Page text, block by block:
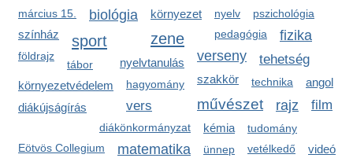
március 15. biológia környezet nyelv pszichológia
színház pedagógia fizika
zene
sport
verseny tehetség
nyelvtanulás
földrajz
tábor
szakkör
környezetvédelem technika
hagyomány
művészet
diákújságírás
diákönkormányzat
angol
rajz
vers
kémia
tudomány
Eötvös Collegium
matematika vetélkedő videó
ünnep
film